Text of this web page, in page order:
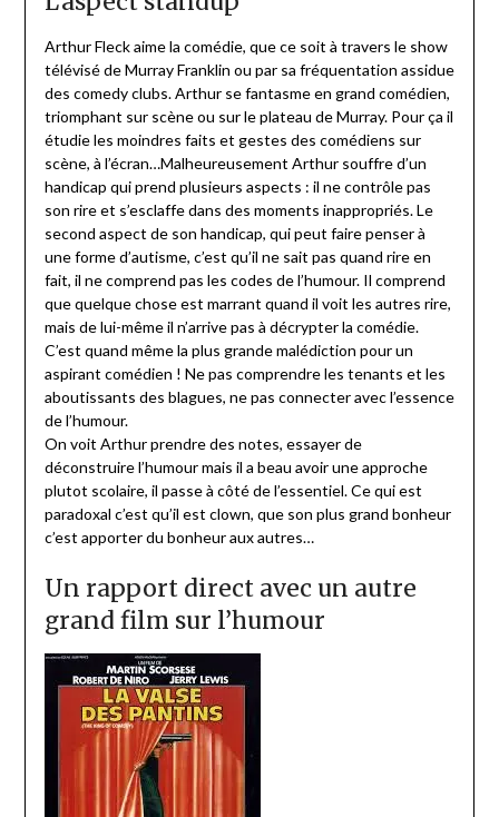
Arthur Fleck aime la comédie, que ce soit à travers le show
télévisé de Murray Franklin ou par sa fréquentation assidue
des comedy clubs. Arthur se fantasme en grand comédien,
triomphant sur scène ou sur le plateau de Murray. Pour ça il
étudie les moindres faits et gestes des comédiens sur
scène, à l’écran…Malheureusement Arthur souffre d’un
handicap qui prend plusieurs aspects : il ne contrôle pas
son rire et s’esclaffe dans des moments inappropriés. Le
second aspect de son handicap, qui peut faire penser à
une forme d’autisme, c’est qu’il ne sait pas quand rire en
fait, il ne comprend pas les codes de l’humour. Il comprend
que quelque chose est marrant quand il voit les autres rire,
mais de lui-même il n’arrive pas à décrypter la comédie.
C’est quand même la plus grande malédiction pour un
aspirant comédien ! Ne pas comprendre les tenants et les
aboutissants des blagues, ne pas connecter avec l’essence
de l’humour.
On voit Arthur prendre des notes, essayer de
déconstruire l’humour mais il a beau avoir une approche
plutot scolaire, il passe à côté de l’essentiel. Ce qui est
paradoxal c’est qu’il est clown, que son plus grand bonheur
c’est apporter du bonheur aux autres…
Un rapport direct avec un autre
grand film sur l’humour